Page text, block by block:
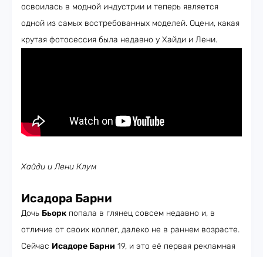
освоилась в модной индустрии и теперь является
одной из самых востребованных моделей. Оцени, какая
крутая фотосессия была недавно у Хайди и Лени.
Хайди и Лени Клум
Исадора Барни
Дочь Бьорк попала в глянец совсем недавно и, в
отличие от своих коллег, далеко не в раннем возрасте.
Сейчас Исадоре Барни 19, и это её первая рекламная